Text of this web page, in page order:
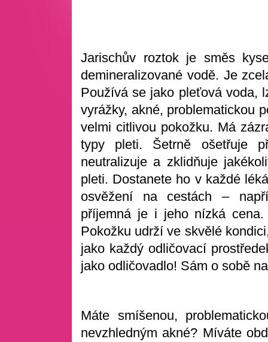
Jarischův roztok je směs
demineralizované vodě. Je
Používá se jako pleťová voda,
vyrážky, akné, problematickou
velmi citlivou pokožku. Má
typy pleti. Šetrně ošetřuje
neutralizuje a zklidňuje
pleti. Dostanete ho v každé
osvěžení na cestách –
příjemná je i jeho nízká
Pokožku udrží ve skvělé
jako každý odličovací
jako odličovadlo! Sám o sobě
Máte smíšenou,
nevzhledným akné? Míváte